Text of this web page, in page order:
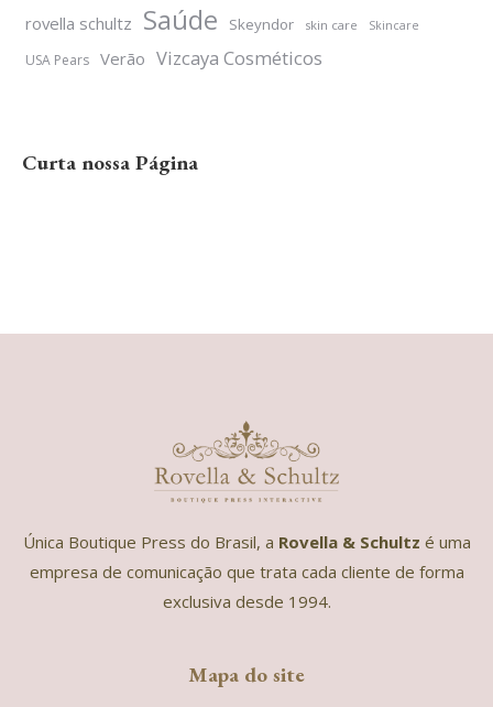
rovella schultz Saúde Skeyndor skin care Skincare
USA Pears Verão Vizcaya Cosméticos
Curta nossa Página
Única Boutique Press do Brasil, a Rovella & Schultz é uma
empresa de comunicação que trata cada cliente de forma
exclusiva desde 1994.
Mapa do site